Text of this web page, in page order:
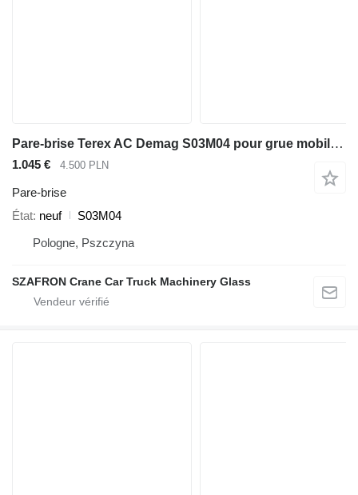
Pare-brise Terex AC Demag S03M04 pour grue mobile Terex Terex AC Demag
1.045 € 4.500 PLN
Pare-brise
État neuf
S03M04
Pologne, Pszczyna
SZAFRON Crane Car Truck Machinery Glass